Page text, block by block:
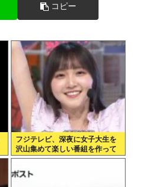
コピー
フジテレビ、深夜に女子大生を
沢山集めて楽しい番組を作って
いたwww